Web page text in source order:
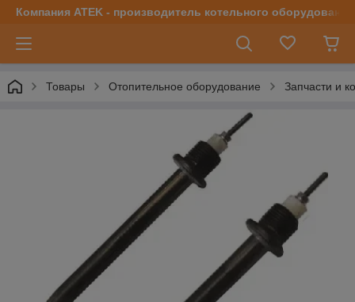
Компания ATEK - производитель котельного оборудования
Товары Отопительное оборудование Запчасти и